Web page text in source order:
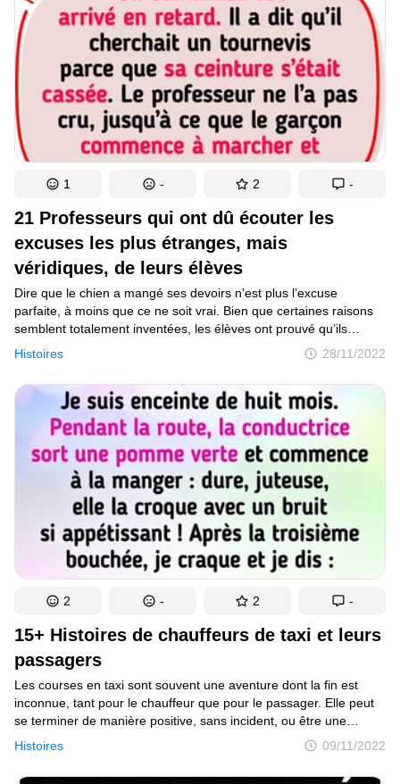
21 Professeurs qui ont dû écouter les
excuses les plus étranges, mais
véridiques, de leurs élèves
Histoires 28/11/2022
Dire que le chien a mangé ses devoirs n’est plus l’excuse
parfaite, à moins que ce ne soit vrai. Bien que certaines raisons
semblent totalement inventées, les élèves ont prouvé qu’ils
ne sont pas toujours des menteurs. Nous souhaitons aujourd’hui
partager avec toi les anecdotes les plus folles, mais vraies, pour
lesquelles un devoir n’a pas été rendu à un professeur.
1 - 2 -
15+ Histoires de chauffeurs de taxi et leurs
passagers
Histoires 09/11/2022
Les courses en taxi sont souvent une aventure dont la fin est
inconnue, tant pour le chauffeur que pour le passager. Elle peut
se terminer de manière positive, sans incident, ou être une
expérience à raconter pendant des années à venir. Nous avons
examiné les histoires des internautes qui ont suffisamment
d’anecdotes sur les courses de taxi pour en faire une adaptation
2 - 2 -